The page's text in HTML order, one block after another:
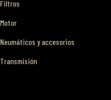
Filtros
Motor
Neumáticos y accesorios
Transmisión